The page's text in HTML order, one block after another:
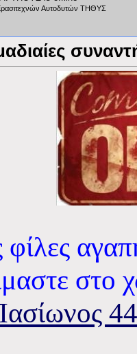
Αυτοδυτών ΤΗΘΥΣ
στο